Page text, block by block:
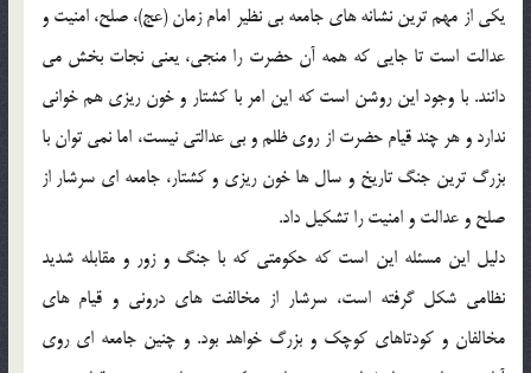
يکي از مهم ترين نشانه هاي جامعه بي نظير امام زمان (عج)، صلح، امنيت و
عدالت است تا جايي که همه آن حضرت را منجي، يعني نجات بخش مي
دانند. با وجود اين روشن است که اين امر با کشتار و خون ريزي هم خواني
ندارد و هر چند قيام حضرت از روي ظلم و بي عدالتي نيست، اما نمي توان با
بزرگ ترين جنگ تاريخ و سال ها خون ريزي و کشتار، جامعه اي سرشار از
صلح و عدالت و امنيت را تشکيل داد.
دليل اين مسئله اين است که حکومتي که با جنگ و زور و مقابله شديد
نظامي شکل گرفته است، سرشار از مخالفت هاي دروني و قيام هاي
مخالفان و کودتاهاي کوچک و بزرگ خواهد بود. و چنين جامعه اي روي